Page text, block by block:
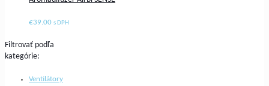
€39.00 s DPH
Filtrovať podľa
kategórie:
Ventilátory